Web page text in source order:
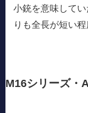
小銃を意味して
りも全長が短い
M16シリーズ・